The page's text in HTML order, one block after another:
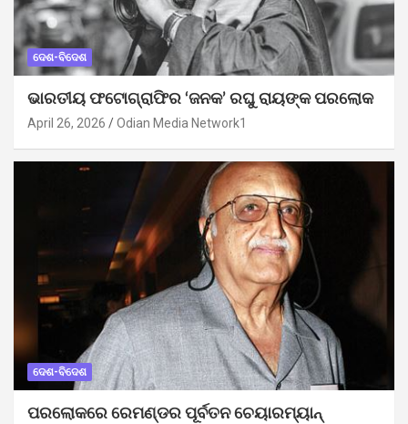
ଦେଶ-ବିଦେଶ
ଭାରତୀୟ ଫଟୋଗ୍ରାଫିର ‘ଜନକ’ ରଘୁ ରାୟଙ୍କ ପରଲୋକ
April 26, 2026 Odian Media Network1
ଦେଶ-ବିଦେଶ
ପରଲୋକରେ ରେମଣ୍ଡର ପୂର୍ବତନ ଚେୟାରମ୍ୟାନ୍